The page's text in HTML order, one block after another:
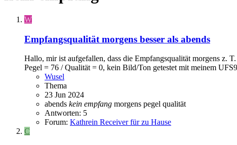
W
Empfangsqualität morgens besser als abends
Hallo, mir ist aufgefallen, dass die Empfangsqualität morgens z.
Pegel = 76 / Qualität = 0, kein Bild/Ton getestet mit meinem
Wusel
Thema
23 Jun 2024
abends kein empfang morgens pegel qualität
Antworten: 5
Forum: Kathrein Receiver für zu Hause
C